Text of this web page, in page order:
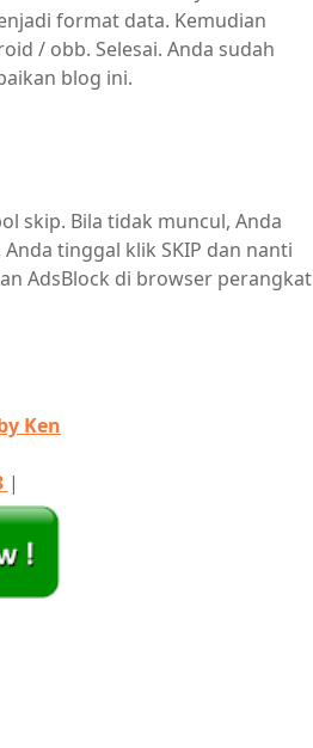
format data. Kemudian
/ obb. Selesai. Anda sudah
blog ini.
skip. Bila tidak muncul, Anda
tinggal klik SKIP dan nanti
AdsBlock di browser perangkat
Ken
|